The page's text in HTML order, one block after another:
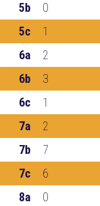
5b
0
5c
1
6a
2
6b
3
6c
1
7a
2
7b
7
7c
6
8a
0